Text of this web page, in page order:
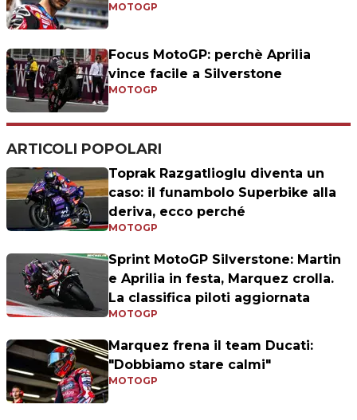
MOTOGP
Focus MotoGP: perchè Aprilia
vince facile a Silverstone
MOTOGP
ARTICOLI POPOLARI
Toprak Razgatlioglu diventa un
caso: il funambolo Superbike alla
deriva, ecco perché
MOTOGP
Sprint MotoGP Silverstone: Martin
e Aprilia in festa, Marquez crolla.
La classifica piloti aggiornata
MOTOGP
Marquez frena il team Ducati:
"Dobbiamo stare calmi"
MOTOGP